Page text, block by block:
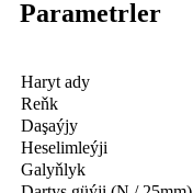
Parametrler
Haryt ady
Reňk
Daşaýjy
Heselimleýji
Galyňlyk